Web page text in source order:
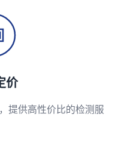
价
提供高性价比的检测服